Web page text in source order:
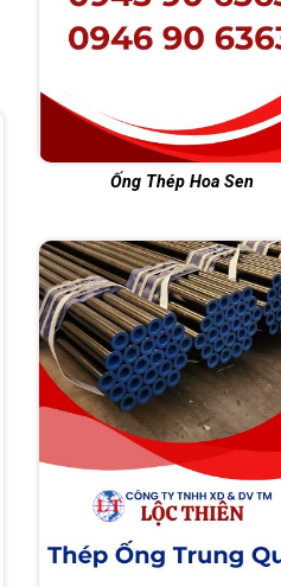
Ống Thép Hoa Sen